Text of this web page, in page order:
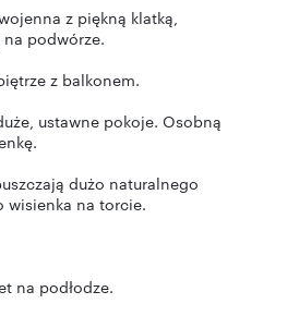
z piękną klatką,
podwórze.
z balkonem.
ustawne pokoje. Osobną
dużo naturalnego
wisienka na torcie.
na podłodze.